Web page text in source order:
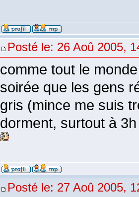
Posté le: 26 Aoû 2005,
comme tout le
soirée que les gens
gris (mince me suis
dorment, surtout à
Posté le: 27 Aoû 2005,